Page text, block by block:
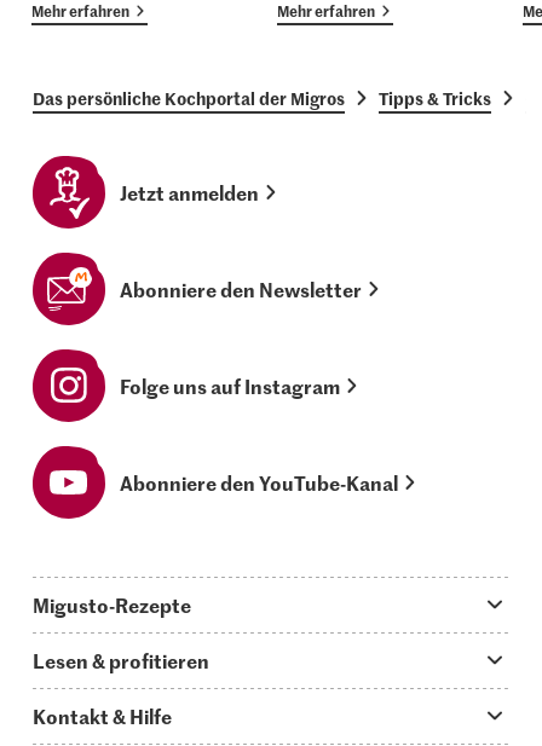
Mehr erfahren Mehr erfahren
Das persönliche Kochportal der Migros Tipps & Tricks
Jetzt anmelden
Abonniere den Newsletter
Folge uns auf Instagram
Abonniere den YouTube-Kanal
Migusto-Rezepte
Was koche ich heute?
Lesen & profitieren
Kontakt & Hilfe